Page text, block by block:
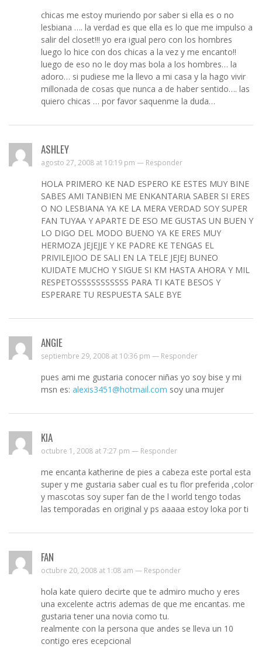
chicas me estoy muriendo por saber si ella es o no
lesbiana …. la verdad es que ella es lo que me impulso a
salir del closet!!! yo era igual pero con los hombres
luego lo hice con dos chicas a la vez y me encanto!!
luego de eso no le doy mas bola a los hombres… la
adoro… si pudiese me la llevo a mi casa y la hago vivir
millonada de cosas que nunca a de haber sentido…. las
quiero chicas … por favor saquenme la duda…
ASHLEY
agosto 27, 2008 at 10:19 pm — Responder
HOLA PRIMERO KE NAD ESPERO KE ESTES MUY BINE
SABES AMI TANBIEN ME ENKANTARIA SABER SI ERES
O NO LESBIANA YA KE LA MERA VERDAD SOY SUPER
FAN TUYAA Y APARTE DE ESO ME GUSTAS UN BUEN Y
LO DIGO DEL MODO BUENO YA KE ERES MUY
HERMOZA JEJEJJE Y KE PADRE KE TENGAS EL
PRIVILEJIOO DE SALI EN LA TELE JEJEJ BUNEO
KUIDATE MUCHO Y SIGUE SI KM HASTA AHORA Y MIL
RESPETOSSSSSSSSSSS PARA TI KATE BESOS Y
ESPERARE TU RESPUESTA SALE BYE
ANGIE
septiembre 29, 2008 at 10:36 pm — Responder
pues ami me gustaria conocer niñas yo soy bise y mi
msn es: alexis3451@hotmail.com soy una mujer
KIA
octubre 1, 2008 at 7:27 pm — Responder
me encanta katherine de pies a cabeza este portal esta
super y me gustaria saber cual es tu flor preferida ,color
y mascotas soy super fan de the l world tengo todas
las temporadas en original y ps aaaaa estoy loka por ti
FAN
octubre 20, 2008 at 1:08 am — Responder
hola kate quiero decirte que te admiro mucho y eres
una excelente actris ademas de que me encantas. me
gustaria tener una novia como tu.
realmente con la persona que andes se lleva un 10
contigo eres ecepcional